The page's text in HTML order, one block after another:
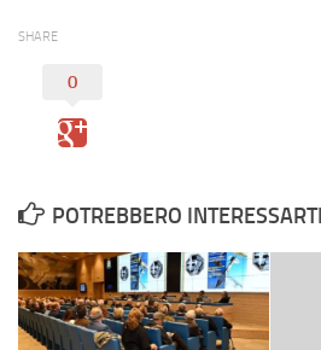
SHARE
0
POTREBBERO